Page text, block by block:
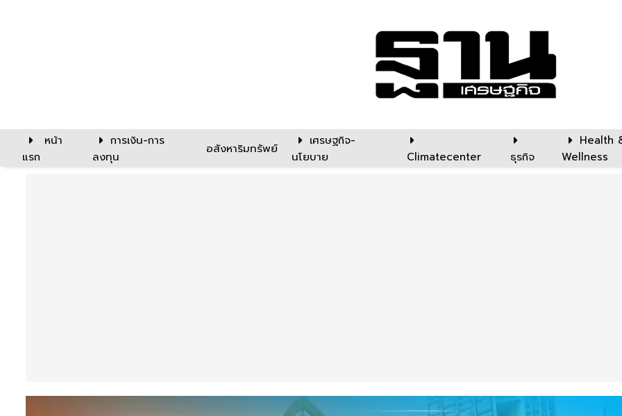
หน้า
แรก
การเงิน-การ
ลงทุน
อสังหาริมทรัพย์
เศรษฐกิจ-
นโยบาย
Climatecenter ธุรกิจ
Health
Wellness